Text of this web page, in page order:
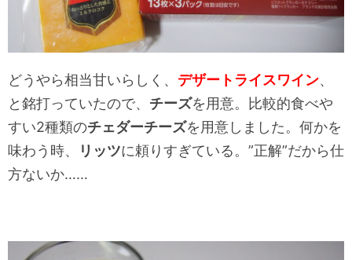
どうやら相当甘いらしく、 デザートライスワイン、
と銘打っていたので、 チーズを用意。比較的食べや
すい2種類のチェダーチーズを用意しました。何かを
味わう時、
リッツに頼りすぎている。”正解”だから仕
方ないか……